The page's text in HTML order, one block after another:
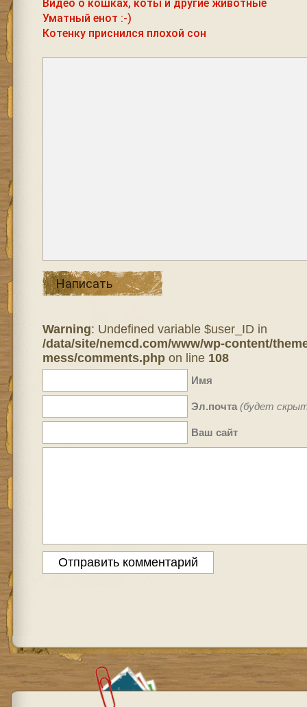
Видео о кошках, коты и другие животные
Уматный енот :-)
Котенку приснился плохой сон
Написать
Warning: Undefined variable $user_ID in
/data/site/nemcd.com/www/wp-content/
mess/comments.phpon line 108
Имя
Эл.почта (будет
Ваш сайт